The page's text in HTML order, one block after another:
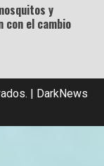
y
con el cambio
DarkNews